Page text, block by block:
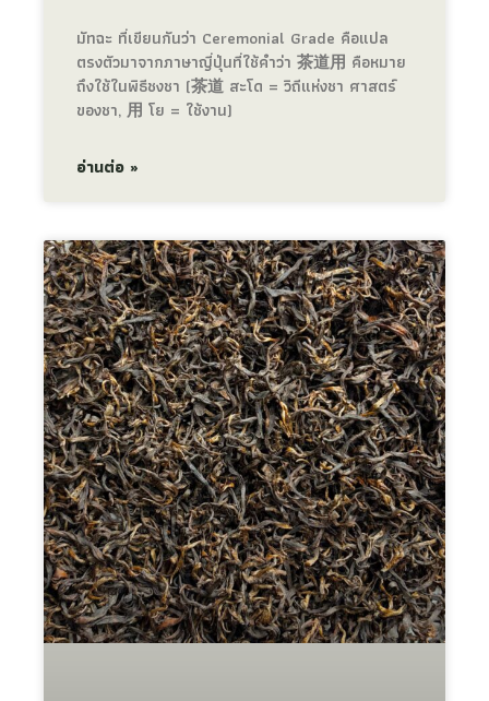
มัทฉะ ที่เขียนกันว่า Ceremonial Grade คือแปล
ตรงตัวมาจากภาษาญี่ปุ่นที่ใช้คำว่า 茶道用 คือหมาย
ถึงใช้ในพิธีชงชา (茶道 สะโด = วิถีแห่งชา ศาสตร์
ของชา, 用 โย = ใช้งาน)
อ่านต่อ »